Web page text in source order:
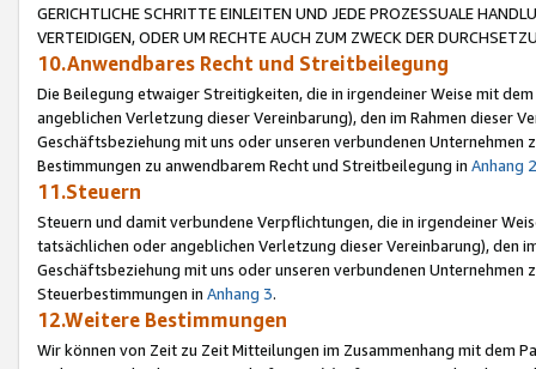
GERICHTLICHE SCHRITTE EINLEITEN UND JEDE PROZESSUALE
VERTEIDIGEN, ODER UM RECHTE AUCH ZUM ZWECK DER
10.Anwendbares Recht und Streitbeilegung
Die Beilegung etwaiger Streitigkeiten, die in irgendeiner Weise mit
angeblichen Verletzung dieser Vereinbarung), den im Rahmen dieser
Geschäftsbeziehung mit uns oder unseren verbundenen
Bestimmungen zu anwendbarem Recht und Streitbeilegung in Anhang 2
11.Steuern
Steuern und damit verbundene Verpflichtungen, die in irgendeiner
tatsächlichen oder angeblichen Verletzung dieser Vereinbarung), den
Geschäftsbeziehung mit uns oder unseren verbundenen
Steuerbestimmungen in Anhang 3.
12.Weitere Bestimmungen
Wir können von Zeit zu Zeit Mitteilungen im Zusammenhang mit dem